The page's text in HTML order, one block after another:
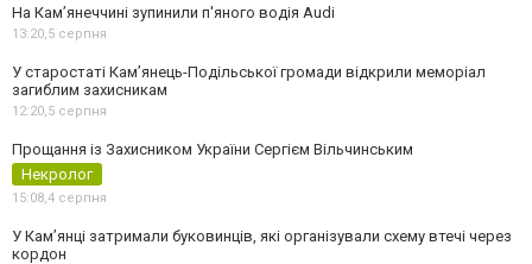
На Камʼянеччині зупинили п'яного водія Audi
13:20,5 серпня
У старостаті Кам’янець-Подільської громади відкрили меморіал
загиблим захисникам
12:20,5 серпня
Прощання із Захисником України Сергієм Вільчинським
Некролог
15:08,4 серпня
У Кам’янці затримали буковинців, які організували схему втечі через
кордон